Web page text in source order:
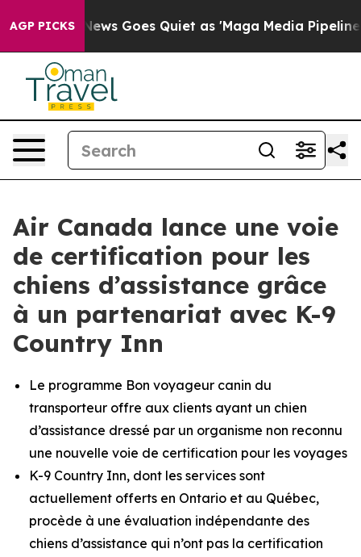
AGP PICKS
News Goes Quiet as 'Maga Media Pipeline'
Air Canada lance une voie
de certification pour les
chiens d’assistance grâce
à un partenariat avec K-9
Country Inn
Le programme Bon voyageur canin du
transporteur offre aux clients ayant un chien
d’assistance dressé par un organisme non reconnu
une nouvelle voie de certification pour les voyages
K-9 Country Inn, dont les services sont
actuellement offerts en Ontario et au Québec,
procède à une évaluation indépendante des
chiens d’assistance qui n’ont pas la certification